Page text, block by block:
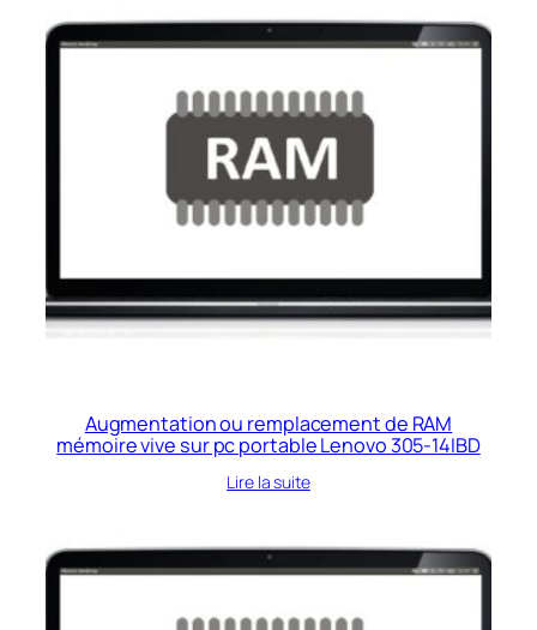
Augmentation ou remplacement de RAM
mémoire vive sur pc portable Lenovo 305-14IBD
Lire la suite